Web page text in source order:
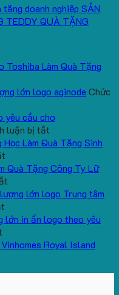
SẢN
TEDDY QUÀ TẶNG
Toshiba Làm Quà Tặng
lớn logo aginode Chức
yêu cầu cho
luận bị tắt
Quà
gối
kê
thêu
yêu
Làm Quà Tặng Sinh
Gấu
Bông
Mini
Logo
Học
Quà Tặng Công Ty Lữ
Gối
U
Logo
lớn logo Trung tâm
Mẫu
koala
lớn in ấn logo theo yêu
Đặt
Royal Island